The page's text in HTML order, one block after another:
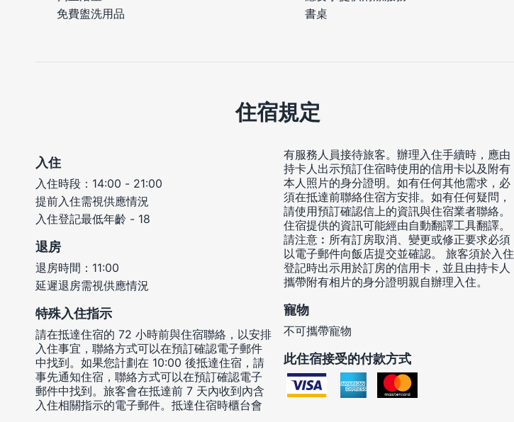
免費盥洗用品
書桌
住宿規定
入住
入住時段：14:00 - 21:00
提前入住需視供應情況
入住登記最低年齡 - 18
退房
退房時間：11:00
延遲退房需視供應情況
特殊入住指示
請在抵達住宿的 72 小時前與住宿聯絡，以安排
入住事宜，聯絡方式可以在預訂確認電子郵件
中找到。如果您計劃在 10:00 後抵達住宿，請
事先通知住宿，聯絡方式可以在預訂確認電子
郵件中找到。旅客會在抵達前 7 天內收到內含
入住相關指示的電子郵件。抵達住宿時櫃台會
有服務人員接待旅客。辦理入住手續時，應由
持卡人出示預訂住宿時使用的信用卡以及附有
本人照片的身分證明。如有任何其他需求，必
須在抵達前聯絡住宿方安排。如有任何疑問，
請使用預訂確認信上的資訊與住宿業者聯絡。
住宿提供的資訊可能經由自動翻譯工具翻譯。
請注意︰所有訂房取消、變更或修正要求必須
以電子郵件向飯店提交並確認。 旅客須於入住
登記時出示用於訂房的信用卡，並且由持卡人
攜帶附有相片的身分證明親自辦理入住。
寵物
不可攜帶寵物
此住宿接受的付款方式